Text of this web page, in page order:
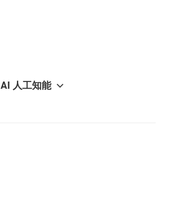
AI 人工知能